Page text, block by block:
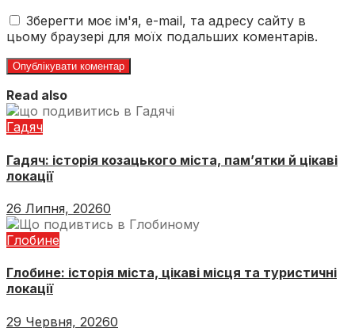
Зберегти моє ім'я, e-mail, та адресу сайту в
цьому браузері для моїх подальших коментарів.
Read also
Гадяч
Гадяч: історія козацького міста, пам’ятки й цікаві
локації
26 Липня, 20260
Глобине
Глобине: історія міста, цікаві місця та туристичні
локації
29 Червня, 20260